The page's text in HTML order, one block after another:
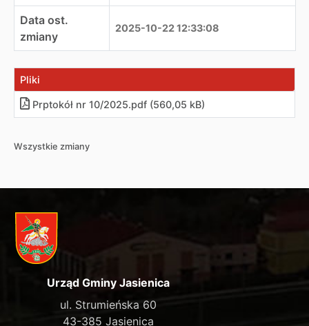
Data ost.
zmiany
2025-10-22 12:33:08
Pliki
Prptokół nr 10/2025.pdf (560,05 kB)
Wszystkie zmiany
Urząd Gminy Jasienica
ul. Strumieńska 60
43-385 Jasienica